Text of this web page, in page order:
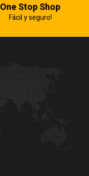
One Stop Shop
Fácil y seguro!